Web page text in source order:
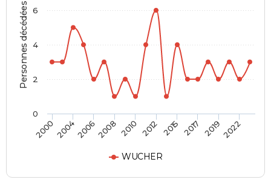
Personnes décédées
WUCHER
2000200420062008 2010 2012 2015 2017 20192022
0
2
4
6